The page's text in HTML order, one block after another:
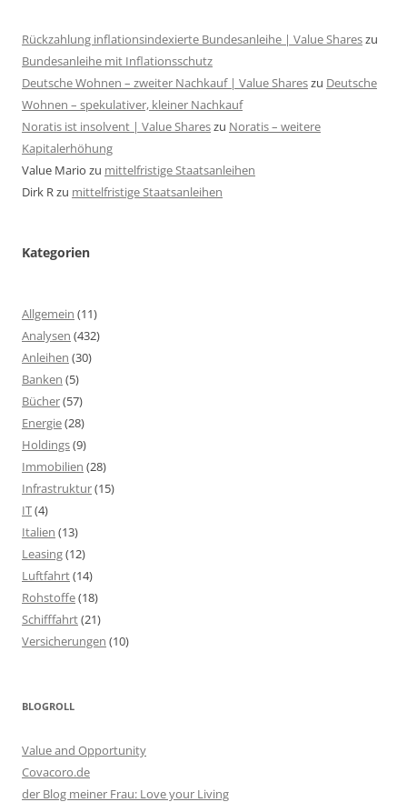
Rückzahlung inflationsindexierte Bundesanleihe | Value Shareszu
Bundesanleihe mit Inflationsschutz
Deutsche Wohnen – zweiter Nachkauf | Value Shareszu Deutsche
Wohnen – spekulativer, kleiner Nachkauf
Noratis ist insolvent | Value Shareszu Noratis – weitere
Kapitalerhöhung
Value Mario zu mittelfristige Staatsanleihen
Dirk Rzu mittelfristige Staatsanleihen
Kategorien
Allgemein (11)
Analysen (432)
Anleihen (30)
Banken (5)
Bücher(57)
Energie(28)
Holdings(9)
Immobilien (28)
Infrastruktur(15)
IT(4)
Italien (13)
Leasing(12)
Luftfahrt(14)
Rohstoffe(18)
Schifffahrt(21)
Versicherungen (10)
BLOGROLL
Value and Opportunity
Covacoro.de
der Blog meiner Frau: Love your Living